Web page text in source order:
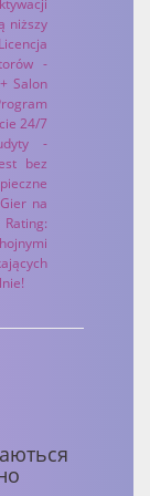
niższy
-
Salon
24/7
-
bez
na